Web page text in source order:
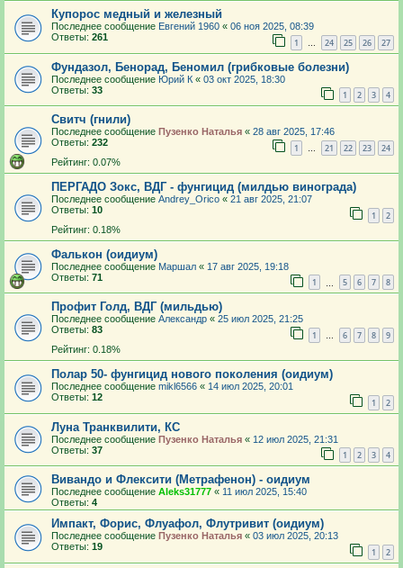
Купорос медный и железный
Последнее сообщение Евгений 1960 « 06 ноя 2025, 08:39
Ответы: 261 1 … 24 25 26 27
Фундазол, Бенорад, Беномил (грибковые болезни)
Последнее сообщение Юрий К « 03 окт 2025, 18:30
Ответы: 33 1 2 3 4
Свитч (гнили)
Последнее сообщение Пузенко Наталья « 28 авг 2025, 17:46
Ответы: 232 1 … 21 22 23 24
Рейтинг: 0.07%
ПЕРГАДО Зокс, ВДГ - фунгицид (милдью винограда)
Последнее сообщение Andrey_Orico « 21 авг 2025, 21:07
Ответы: 10 1 2
Рейтинг: 0.18%
Фалькон (оидиум)
Последнее сообщение Маршал « 17 авг 2025, 19:18
Ответы: 71 1 5 6 7 8
Профит Голд, ВДГ (мильдью)
Последнее сообщение Александр « 25 июл 2025, 21:25
Ответы: 83 1 … 6 7 8 9
Рейтинг: 0.18%
Полар 50- фунгицид нового поколения (оидиум)
Последнее сообщение mikl6566 « 14 июл 2025, 20:01
Ответы: 12 1 2
Луна Транквилити, КС
Последнее сообщение Пузенко Наталья « 12 июл 2025, 21:31
Ответы: 37 1 2 3 4
Вивандо и Флексити (Метрафенон) - оидиум
Последнее сообщение Aleks31777 « 11 июл 2025, 15:40
Ответы: 4
Импакт, Форис, Флуафол, Флутривит (оидиум)
Последнее сообщение Пузенко Наталья « 03 июл 2025, 20:13
Ответы: 19 1 2